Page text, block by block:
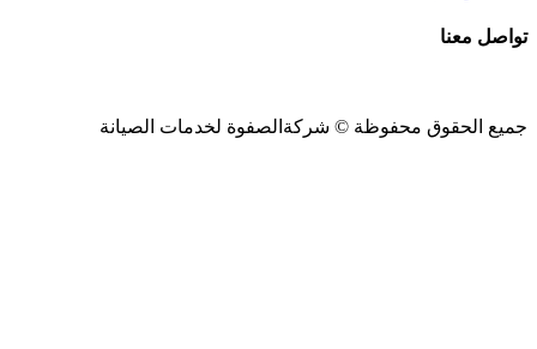
تواصل معنا
جميع الحقوق محفوظة © شركةالصفوة لخدمات الصيانة